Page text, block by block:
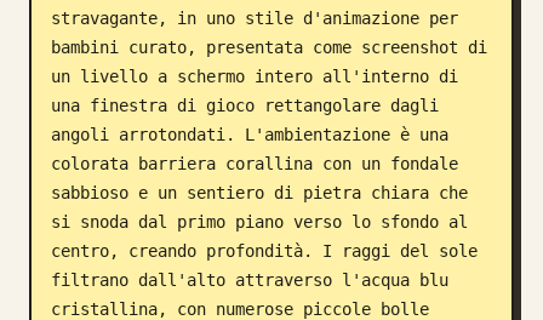
stravagante, in uno stile d'animazione per
bambini curato, presentata come screenshot di
un livello a schermo intero all'interno di
una finestra di gioco rettangolare dagli
angoli arrotondati. L'ambientazione è una
colorata barriera corallina con un fondale
sabbioso e un sentiero di pietra chiara che
si snoda dal primo piano verso lo sfondo al
centro, creando profondità. I raggi del sole
filtrano dall'alto attraverso l'acqua blu
cristallina, con numerose piccole bolle